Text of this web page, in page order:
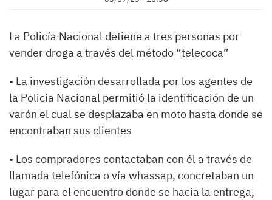
La Policía Nacional detiene a tres personas por
vender droga a través del método “telecoca”
• La investigación desarrollada por los agentes de
la Policía Nacional permitió la identificación de un
varón el cual se desplazaba en moto hasta donde se
encontraban sus clientes
• Los compradores contactaban con él a través de
llamada telefónica o vía whassap, concretaban un
lugar para el encuentro donde se hacia la entrega,